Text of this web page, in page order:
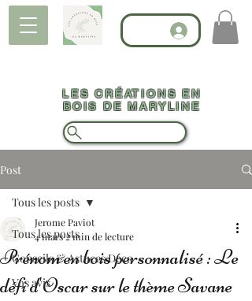
LES CRÉATIONS EN
BOIS DE MARYLINE
Post
Tous les posts
Conseils & Astuces Déco
Vos avis
Tous les posts
Prénom en bois personnalisé : Le
défi d'Oscar sur le thème Savane
Jerome Paviot
4 mars 2 min de lecture